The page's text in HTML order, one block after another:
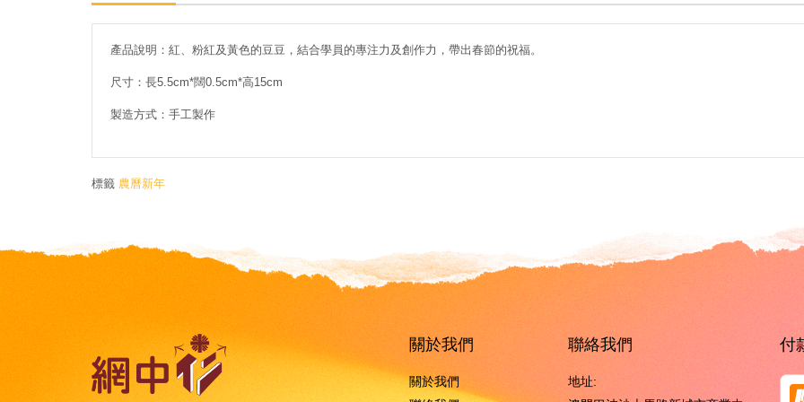
產品說明：紅、粉紅及黃色的豆豆，結合學員的專注力及創作力，帶出春節的祝福。
尺寸：長5.5cm*闊0.5cm*高15cm
製造方式：手工製作
標籤 農曆新年
關於我們
關於我們
聯絡我們
地址:
付